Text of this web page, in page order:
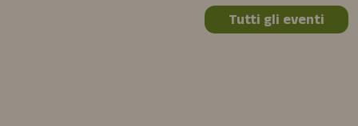
Tutti gli eventi